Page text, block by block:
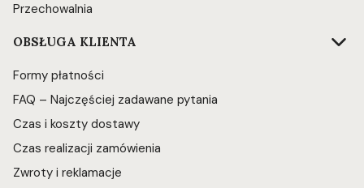
Przechowalnia
OBSŁUGA KLIENTA
Formy płatności
FAQ – Najczęściej zadawane pytania
Czas i koszty dostawy
Czas realizacji zamówienia
Zwroty i reklamacje